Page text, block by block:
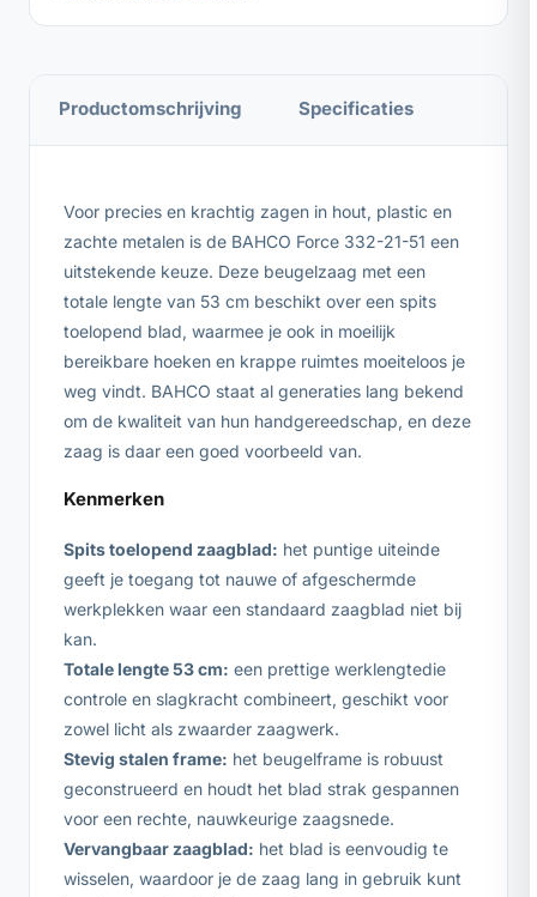
Productomschrijving Specificaties
Voor precies en krachtig zagen in hout, plastic en
zachte metalen is de BAHCO Force 332-21-51 een
uitstekende keuze. Deze beugelzaag met een
totale lengte van 53 cm beschikt over een spits
toelopend blad, waarmee je ook in moeilijk
bereikbare hoeken en krappe ruimtes moeiteloos je
weg vindt. BAHCO staat al generaties lang bekend
om de kwaliteit van hun handgereedschap, en deze
zaag is daar een goed voorbeeld van.
Kenmerken
Spits toelopend zaagblad: het puntige uiteinde
geeft je toegang tot nauwe of afgeschermde
werkplekken waar een standaard zaagblad niet bij
kan.
Totale lengte 53 cm: een prettige werklengtedie
controle en slagkracht combineert, geschikt voor
zowel licht als zwaarder zaagwerk.
Stevig stalen frame: het beugelframe is robuust
geconstrueerd en houdt het blad strak gespannen
voor een rechte, nauwkeurige zaagsnede.
Vervangbaar zaagblad: het blad is eenvoudig te
wisselen, waardoor je de zaag lang in gebruik kunt